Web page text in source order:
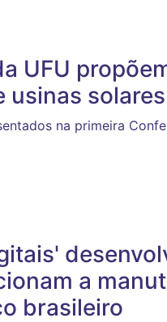
UFU
usinas
na primeira
a
brasileiro